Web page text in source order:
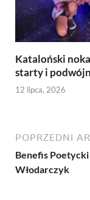
Kataloński
starty i
12 lipca, 2026
POPRZEDNI
Benefis
Włodarczyk